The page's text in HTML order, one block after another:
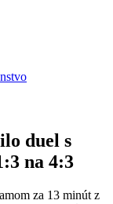
duel s
na 4:3
za 13 minút z